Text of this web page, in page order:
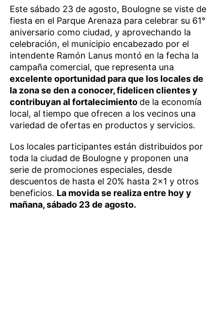
Este sábado 23 de agosto, Boulogne se viste de
fiesta en el Parque Arenaza para celebrar su 61°
aniversario como ciudad, y aprovechando la
celebración, el municipio encabezado por el
intendente Ramón Lanus montó en la fecha la
campaña comercial, que representa una
excelente oportunidad para que los locales de
la zona se den a conocer, fidelicen clientes y
contribuyan al fortalecimiento de la economía
local, al tiempo que ofrecen a los vecinos una
variedad de ofertas en productos y servicios.
Los locales participantes están distribuidos por
toda la ciudad de Boulogne y proponen una
serie de promociones especiales, desde
descuentos de hasta el 20% hasta 2×1 y otros
beneficios. La movida se realiza entre hoy y
mañana, sábado 23 de agosto.